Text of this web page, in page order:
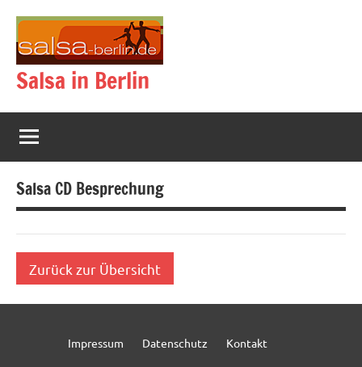
springen
Salsa in Berlin
Salsa CD Besprechung
Zurück zur Übersicht
Impressum Datenschutz Kontakt